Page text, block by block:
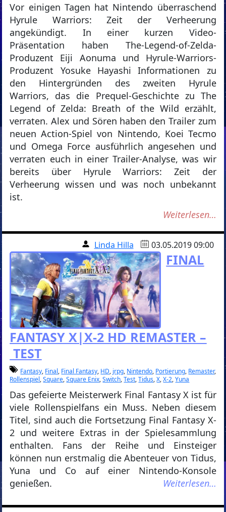
Vor einigen Tagen hat Nintendo überraschend
Hyrule Warriors: Zeit der Verheerung
angekündigt. In einer kurzen Video-
Präsentation haben The-Legend-of-Zelda-
Produzent Eiji Aonuma und Hyrule-Warriors-
Produzent Yosuke Hayashi Informationen zu
den Hintergründen des zweiten Hyrule
Warriors, das die Prequel-Geschichte zu The
Legend of Zelda: Breath of the Wild erzählt,
verraten. Alex und Sören haben den Trailer zum
neuen Action-Spiel von Nintendo, Koei Tecmo
und Omega Force ausführlich angesehen und
verraten euch in einer Trailer-Analyse, was wir
bereits über Hyrule Warriors: Zeit der
Verheerung wissen und was noch unbekannt
ist.
Weiterlesen…
Linda Hilla 03.05.2019 09:00
FINAL
FANTASY X|X-2 HD REMASTER –
TEST
Fantasy, Final, Final Fantasy, HD, jrpg, Nintendo, Portierung, Remaster,
Rollenspiel,Square,Square Enix,Switch,Test,Tidus,X,X-2,Yuna
Das gefeierte Meisterwerk Final Fantasy X ist für
viele Rollenspielfans ein Muss. Neben diesem
Titel, sind auch die Fortsetzung Final Fantasy X-
2 und weitere Extras in der Spielesammlung
enthalten. Fans der Reihe und Einsteiger
können nun erstmalig die Abenteuer von Tidus,
Yuna und Co auf einer Nintendo-Konsole
genießen.
Weiterlesen…